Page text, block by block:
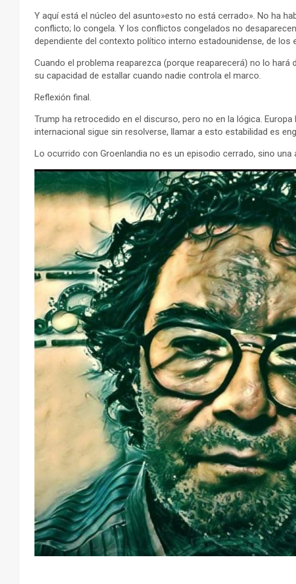
Y aquí está el núcleo del asunto»esto no está cerrado». No ha
conflicto; lo congela. Y los conflictos congelados no
dependiente del contexto político interno estadounidense, de
Cuando el problema reaparezca (porque reaparecerá) no lo
su capacidad de estallar cuando nadie controla el marco.
Reflexión final.
Trump ha retrocedido en el discurso, pero no en la lógica.
internacional sigue sin resolverse, llamar a esto estabilidad es
Lo ocurrido con Groenlandia no es un episodio cerrado, sino